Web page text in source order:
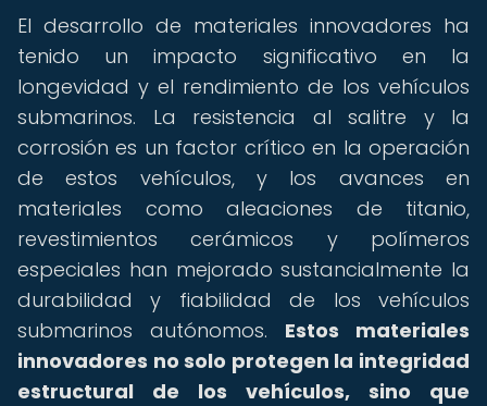
El desarrollo de materiales innovadores ha
tenido un impacto significativo en la
longevidad y el rendimiento de los vehículos
submarinos. La resistencia al salitre y la
corrosión es un factor crítico en la operación
de estos vehículos, y los avances en
materiales como aleaciones de titanio,
revestimientos cerámicos y polímeros
especiales han mejorado sustancialmente la
durabilidad y fiabilidad de los vehículos
submarinos autónomos. Estos materiales
innovadores no solo protegen la integridad
estructural de los vehículos, sino que